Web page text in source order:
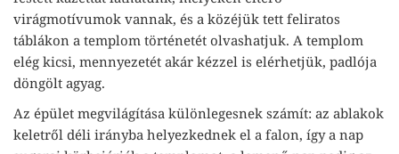
virágmotívumok vannak, és a közéjük tett feliratos
táblákon a templom történetét olvashatjuk. A templom
elég kicsi, mennyezetét akár kézzel is elérhetjük, padlója
döngölt agyag.
Az épület megvilágítása különlegesnek számít: az ablakok
keletről déli irányba helyezkednek el a falon, így a nap